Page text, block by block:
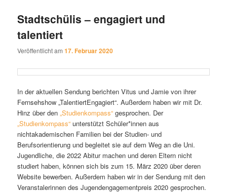
Stadtschülis – engagiert und
talentiert
Veröffentlicht am17. Februar 2020
In der aktuellen Sendung berichten Vitus und Jamie von ihrer
Fernsehshow „TalentiertEngagiert“. Außerdem haben wir mit Dr.
Hinz über den„Studienkompass“ gesprochen. Der
„Studienkompass“ unterstützt Schüler*innen aus
nichtakademischen Familien bei der Studien- und
Berufsorientierung und begleitet sie auf dem Weg an die Uni.
Jugendliche, die 2022 Abitur machen und deren Eltern nicht
studiert haben, können sich bis zum 15. März 2020 über deren
Website bewerben. Außerdem haben wir in der Sendung mit den
Veranstalerinnen des Jugendengagementpreis 2020 gesprochen.